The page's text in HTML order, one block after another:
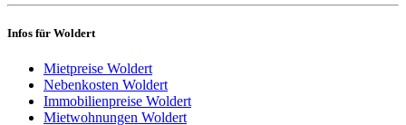
Infos für Woldert
Mietpreise Woldert
Nebenkosten Woldert
Immobilienpreise Woldert
Mietwohnungen Woldert